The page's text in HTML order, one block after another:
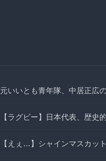
元いいとも青年隊、中居正広
【ラグビー】日本代表、歴
【えぇ…】シャインマスカッ